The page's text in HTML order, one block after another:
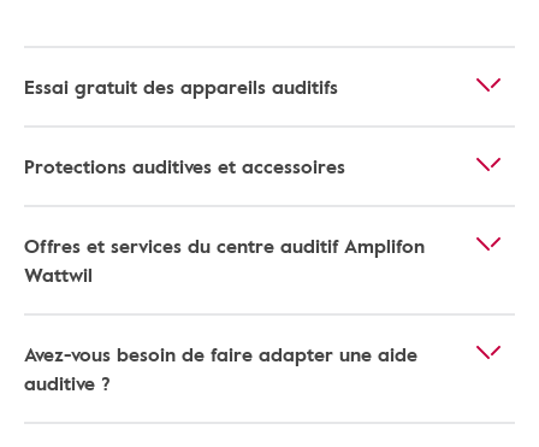
Essai gratuit des appareils auditifs
Protections auditives et accessoires
Offres et services du centre auditif Amplifon
Wattwil
Avez-vous besoin de faire adapter une aide
auditive ?